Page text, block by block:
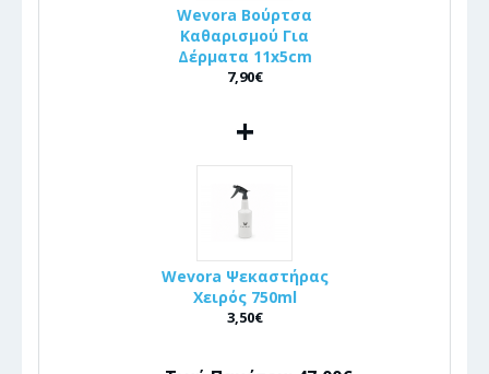
Wevora Βούρτσα
Καθαρισμού Για
Δέρματα 11x5cm
7,90€
+
Wevora Ψεκαστήρας
Χειρός 750ml
3,50€